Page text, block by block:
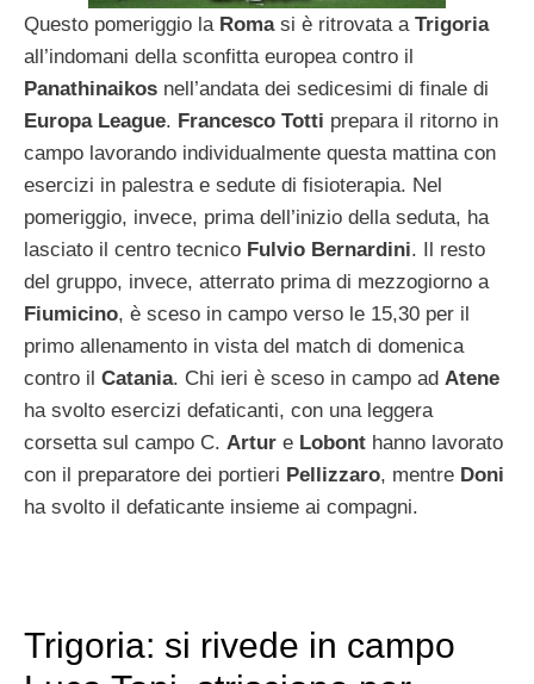
Questo pomeriggio la Roma si è ritrovata a Trigoria
all’indomani della sconfitta europea contro il
Panathinaikos nell’andata dei sedicesimi di finale di
Europa League. Francesco Totti prepara il ritorno in
campo lavorando individualmente questa mattina con
esercizi in palestra e sedute di fisioterapia. Nel
pomeriggio, invece, prima dell’inizio della seduta, ha
lasciato il centro tecnico Fulvio Bernardini. Il resto
del gruppo, invece, atterrato prima di mezzogiorno a
Fiumicino, è sceso in campo verso le 15,30 per il
primo allenamento in vista del match di domenica
contro il Catania. Chi ieri è sceso in campo ad Atene
ha svolto esercizi defaticanti, con una leggera
corsetta sul campo C. Artur e Lobont hanno lavorato
con il preparatore dei portieri Pellizzaro, mentre Doni
ha svolto il defaticante insieme ai compagni.
Trigoria: si rivede in campo